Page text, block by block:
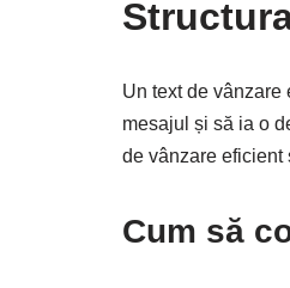
Un text de vânzare
mesajul și să ia o
de vânzare eficient
Cum să